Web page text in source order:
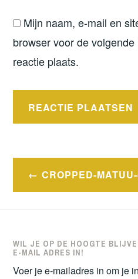
Mijn naam, e-mail en
browser voor de
reactie plaats.
Bericht
navigatie
CROPPED-
WIL JE OP DE HOOGTE
E-MAIL ADRES IN!
Voer je e-mailadres in om je